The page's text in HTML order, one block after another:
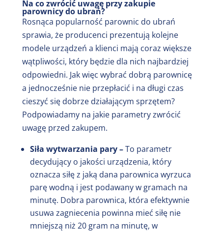
Na co zwrócić uwagę przy zakupie
parownicy do ubrań?
Rosnąca popularność parownic do ubrań
sprawia, że producenci prezentują kolejne
modele urządzeń a klienci mają coraz większe
wątpliwości, który będzie dla nich najbardziej
odpowiedni. Jak więc wybrać dobrą parownicę
a jednocześnie nie przepłacić i na długi czas
cieszyć się dobrze działającym sprzętem?
Podpowiadamy na jakie parametry zwrócić
uwagę przed zakupem.
Siła wytwarzania pary –To parametr
decydujący o jakości urządzenia, który
oznacza siłę z jaką dana parownica wyrzuca
parę wodną i jest podawany w gramach na
minutę. Dobra parownica, która efektywnie
usuwa zagniecenia powinna mieć siłę nie
mniejszą niż 20 gram na minutę, w